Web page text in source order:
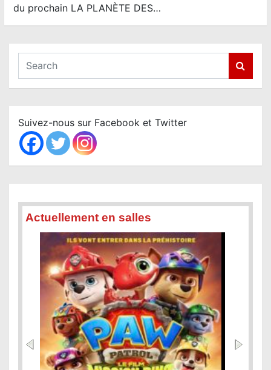
du prochain LA PLANÈTE DES…
a
c
h
Suivez-nous sur Facebook et Twitter
Actuellement en salles